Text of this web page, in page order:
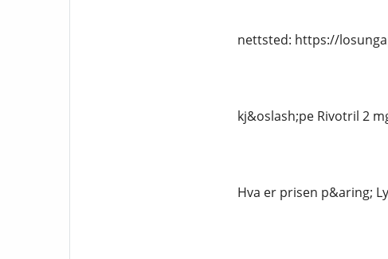
nettsted: https://
kj&oslash;pe Rivotril 2
Hva er prisen p&aring;